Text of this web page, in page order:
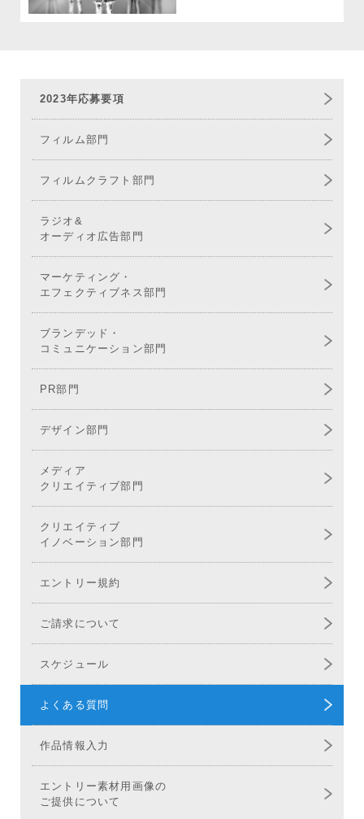
2023年応募要項
フィルム部門
フィルムクラフト部門
ラジオ&
オーディオ広告部門
マーケティング・
エフェクティブネス部門
ブランデッド・
コミュニケーション部門
PR部門
デザイン部門
メディア
クリエイティブ部門
クリエイティブ
イノベーション部門
エントリー規約
ご請求について
スケジュール
よくある質問
作品情報入力
エントリー素材用画像の
ご提供について